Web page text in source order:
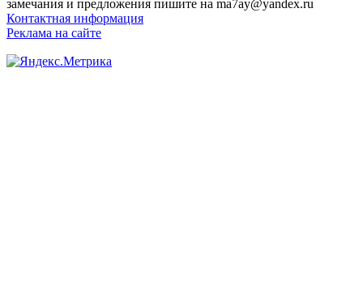
замечания и предложения пишите на ma7ay@yandex.ru
Контактная информация
Реклама на сайте